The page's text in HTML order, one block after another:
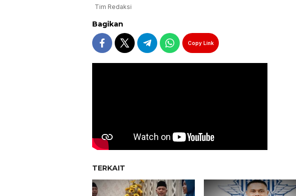
Tim Redaksi
Bagikan
Copy Link
TERKAIT